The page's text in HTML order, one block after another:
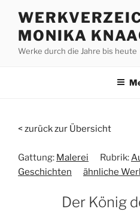
Inhalt
springenMONIKA
Werke durch die Jahre bis heute
< zurück zur Übersicht
Gattung: Malerei Rubrik:
Geschichten
ähnliche
Der König